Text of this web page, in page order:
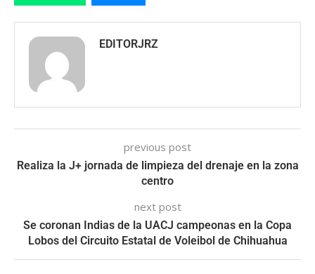
EDITORJRZ
previous post
Realiza la J+ jornada de limpieza del drenaje en la zona
centro
next post
Se coronan Indias de la UACJ campeonas en la Copa
Lobos del Circuito Estatal de Voleibol de Chihuahua